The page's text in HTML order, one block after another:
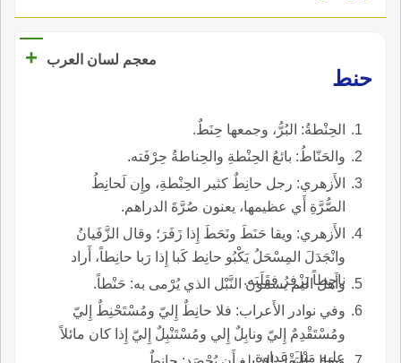
معجم لسان العرب
+
حنط
الحِنْطةُ: البُرُّ، وجمعها حِنَطٌ.
والحَنّاطُ: بائعُ الحِنْطةِ والحِناطةُ حِرْفَته.
الأَزهري: رجل حانِطٌ كثير الحِنْطةِ، وإِن لَحانِطُ
الصُّرَّةِ أَي عظيمها، يعنون صُرَّةَ الدراهم.
الأَزهري: ويقا حَنَطَ ونَحَطَ إِذا زَفَرَ؛ وقال الزَّفَيانُ
وانْجَدَلَ المِسْحَلُ يَكْبُو حانِط كَبا إِذا رَبا حانِطاً، أَراد
ناحِطاً يَزْفِرُ فقَلَبَه.
وأَهل اليم يسمون النَّبْل الذي يُرْمى به: حَنْطاً.
وفي نوادر الأَعراب: فلا حانِطٌ إِليّ ومُسْتَحْنِطٌ إِليّ
ومُسْتَقْدِمٌ إِليّ ونابِلٌ إِلي ومُسْتَنْبِلٌ إِليّ إِذا كان مائلاً
عليه مَيْلَ عَداوةٍ.